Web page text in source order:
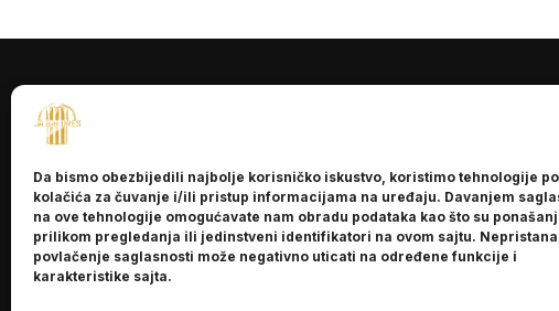
Da bismo obezbijedili najbolje korisničko iskustvo, koristimo tehnologije
kolačića za čuvanje i/ili pristup informacijama na uređaju. Davanjem
na ove tehnologije omogućavate nam obradu podataka kao što su
prilikom pregledanja ili jedinstveni identifikatori na ovom sajtu.
povlačenje saglasnosti može negativno uticati na određene funkcije i
karakteristike sajta.
Kontakt